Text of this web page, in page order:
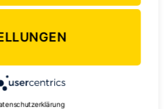
davon. Das Wetter an dem
so war es gar nicht verkehrt
„Kunst“ anzuschauen. Von
Glühlampen, die im